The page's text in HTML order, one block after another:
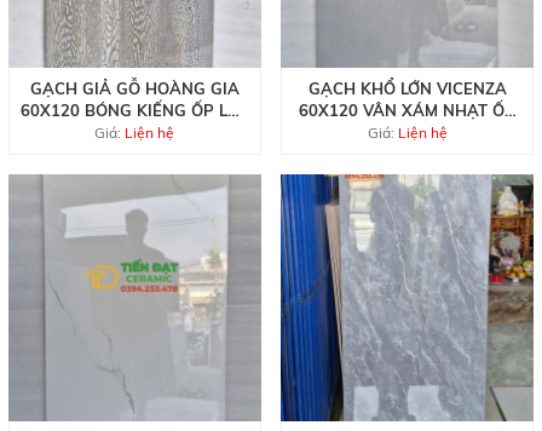
GẠCH GIẢ GỖ HOÀNG GIA
60X120 BÓNG KIẾNG ỐP LÁT
QUẦY TIẾP TÂN
Giá: Liện hệ
GẠCH KHỔ LỚN VICENZA
60X120 VÂN XÁM NHẠT ỐP
LÁT BIỆT THỰ CAO CẤP
Giá: Liện hệ